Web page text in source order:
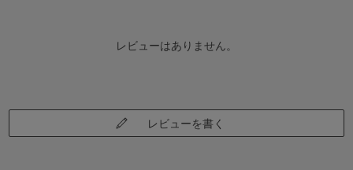
レビューはありません。
レビューを書く